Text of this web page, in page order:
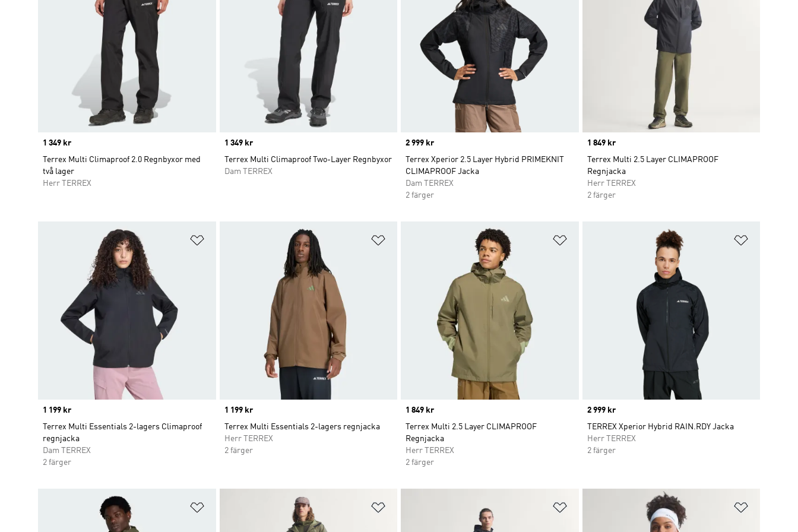
Price
1 349 kr
Terrex Multi Climaproof 2.0 Regnbyxor med
två lager
Herr TERREX
Price
1 349 kr
Terrex Multi Climaproof Two-Layer Regnbyxor
Dam TERREX
Price
2 999 kr
Terrex Xperior 2.5 Layer Hybrid PRIMEKNIT
CLIMAPROOF Jacka
Dam TERREX
2 färger
Price
1 849 kr
Terrex Multi 2.5 Layer CLIMAPROOF
Regnjacka
Herr TERREX
2 färger
Lägg till på önskelistan
Price
1 199 kr
Terrex Multi Essentials 2-lagers Climaproof
regnjacka
Dam TERREX
2 färger
Lägg till på önskelistan
Price
1 199 kr
Terrex Multi Essentials 2-lagers regnjacka
Herr TERREX
2 färger
Lägg till på önskelistan
Price
1 849 kr
Terrex Multi 2.5 Layer CLIMAPROOF
Regnjacka
Herr TERREX
2 färger
Price
2 999 kr
TERREX Xperior Hybrid RAIN.RDY Jacka
Herr TERREX
2 färger
Lägg till på önskelistan Lägg till på önskelistan